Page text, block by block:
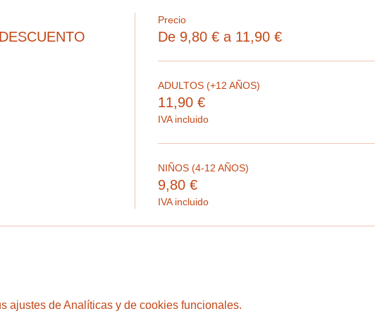
Precio
De 9,80 € a 11,90 €
ADULTOS (+12 AÑOS)
11,90 €
IVA incluido
NIÑOS (4-12 AÑOS)
9,80 €
IVA incluido
ajustes de Analíticas y de cookies funcionales.